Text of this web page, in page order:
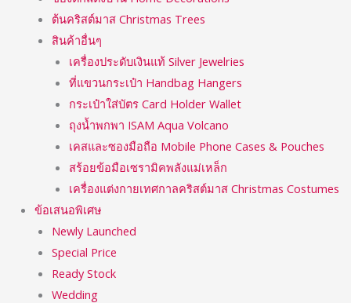
ต้นคริสต์มาส Christmas Trees
สินค้าอื่นๆ
เครื่องประดับเงินแท้ Silver Jewelries
ที่แขวนกระเป๋า Handbag Hangers
กระเป๋าใส่บัตร Card Holder Wallet
ถุงน้ำพกพา ISAM Aqua Volcano
เคสและซองมือถือ Mobile Phone Cases & Pouches
สร้อยข้อมือเซรามิคพลังแม่เหล็ก
เครื่องแต่งกายเทศกาลคริสต์มาส Christmas Costumes
ข้อเสนอพิเศษ
Newly Launched
Special Price
Ready Stock
Wedding